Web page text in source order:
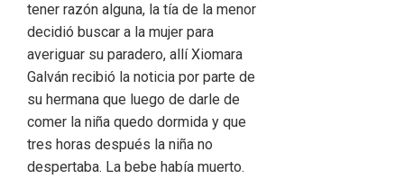
tener razón alguna, la tía de la menor
decidió buscar a la mujer para
averiguar su paradero, allí Xiomara
Galván recibió la noticia por parte de
su hermana que luego de darle de
comer la niña quedo dormida y que
tres horas después la niña no
despertaba. La bebe había muerto.